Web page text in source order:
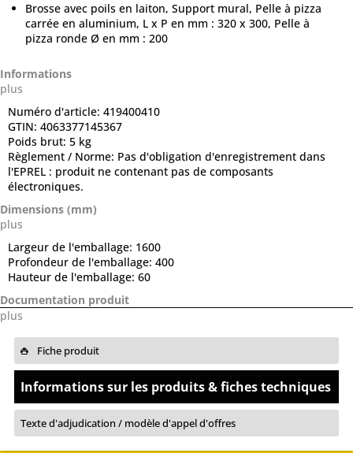
Brosse avec poils en laiton, Support mural, Pelle à pizza
carrée en aluminium, L x P en mm : 320 x 300, Pelle à
pizza ronde Ø en mm : 200
Informations
plus
Numéro d'article: 419400410
GTIN: 4063377145367
Poids brut: 5 kg
Règlement / Norme: Pas d'obligation d'enregistrement dans
l'EPREL : produit ne contenant pas de composants
électroniques.
Dimensions (mm)
plus
Largeur de l'emballage: 1600
Profondeur de l'emballage: 400
Hauteur de l'emballage: 60
Documentation produit
plus
Fiche produit
Informations sur les produits & fiches techniques
Texte d'adjudication / modèle d'appel d'offres